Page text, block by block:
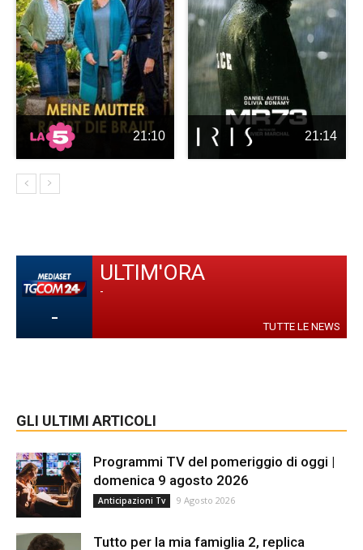
21:10 21:14
-
ULTIM'ORA
-
TUTTE LE NEWS
GLI ULTIMI ARTICOLI
Programmi TV del pomeriggio di oggi |
domenica 9 agosto 2026
Anticipazioni Tv 9 Agosto 2026
Tutto per la mia famiglia 2, replica